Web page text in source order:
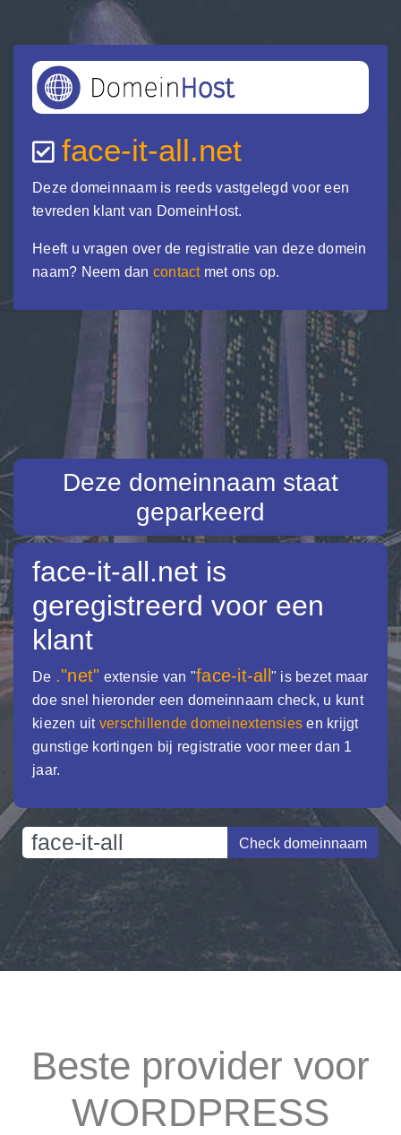
face-it-all.net
Deze domeinnaam is reeds vastgelegd voor een
tevreden klant van DomeinHost.
Heeft u vragen over de registratie van deze domein
naam? Neem dan contactmet ons op.
Deze domeinnaam staat
geparkeerd
face-it-all.net is
geregistreerd voor een
klant
De ."net" extensie van "face-it-all " is bezet maar
doe snel hieronder een domeinnaam check, u kunt
kiezen uit verschillende domeinextensies en krijgt
gunstige kortingen bij registratie voor meer dan 1
jaar.
Check domeinnaam
Beste provider voor
WORDPRESS